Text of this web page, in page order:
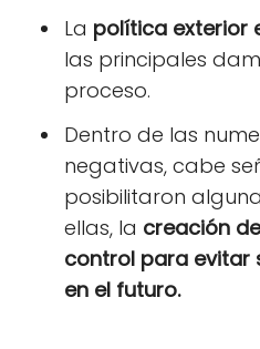
La política exterior
las principales
proceso.
Dentro de las
negativas, cabe
posibilitaron
ellas, la creación
control para evitar
en el futuro.